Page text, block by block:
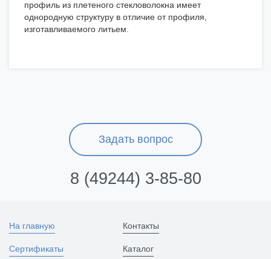
профиль из плетеного стекловолокна имеет
однородную структуру в отличие от профиля,
изготавливаемого литьем.
Задать вопрос
8 (49244) 3-85-80
На главную
Сертификаты
Контакты
Каталог